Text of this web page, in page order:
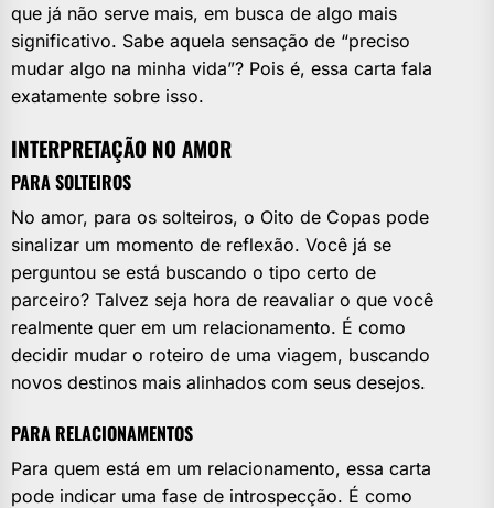
que já não serve mais, em busca de algo mais
significativo. Sabe aquela sensação de “preciso
mudar algo na minha vida”? Pois é, essa carta fala
exatamente sobre isso.
INTERPRETAÇÃO NO AMOR
PARA SOLTEIROS
No amor, para os solteiros, o Oito de Copas pode
sinalizar um momento de reflexão. Você já se
perguntou se está buscando o tipo certo de
parceiro? Talvez seja hora de reavaliar o que você
realmente quer em um relacionamento. É como
decidir mudar o roteiro de uma viagem, buscando
novos destinos mais alinhados com seus desejos.
PARA RELACIONAMENTOS
Para quem está em um relacionamento, essa carta
pode indicar uma fase de introspecção. É como